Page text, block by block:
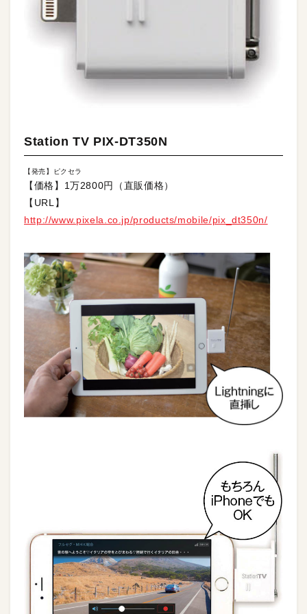
Station TV PIX-DT350N
【発売】ピクセラ
【価格】1万2800円（直販価格）
【URL】
http://www.pixela.co.jp/products/mobile/pix_dt350n/